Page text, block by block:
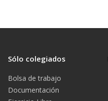
Sólo colegiados
Bolsa de trabajo
Documentación